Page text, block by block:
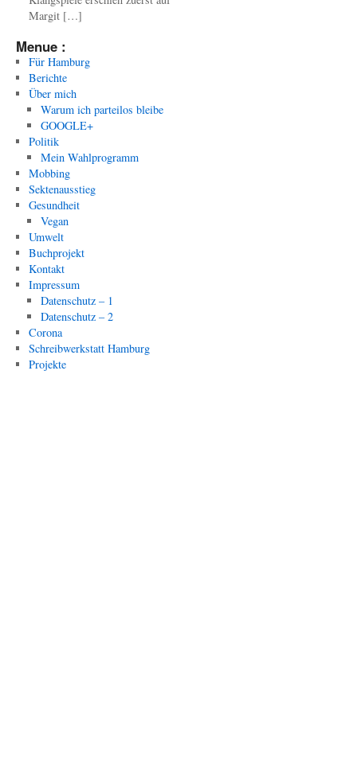
Margit […]
Menue :
Für Hamburg
Berichte
Über mich
Warum ich parteilos bleibe
GOOGLE+
Politik
Mein Wahlprogramm
Mobbing
Sektenausstieg
Gesundheit
Vegan
Umwelt
Buchprojekt
Kontakt
Impressum
Datenschutz – 1
Datenschutz – 2
Corona
Schreibwerkstatt Hamburg
Projekte